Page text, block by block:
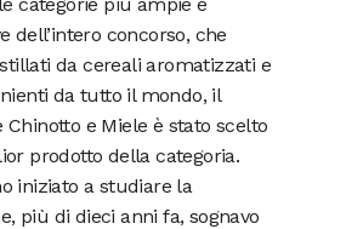
dell’intero concorso, che
da cereali aromatizzati e
da tutto il mondo, il
Chinotto e Miele è stato scelto
prodotto della categoria.
iniziato a studiare la
più di dieci anni fa, sognavo